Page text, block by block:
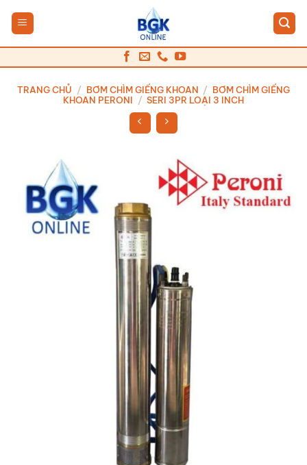
qua
nội
dung
TRANG CHỦ / BƠM CHÌM GIẾNG KHOAN / BƠM CHÌM GIẾNG
KHOAN PERONI / SERI 3PR LOẠI 3 INCH